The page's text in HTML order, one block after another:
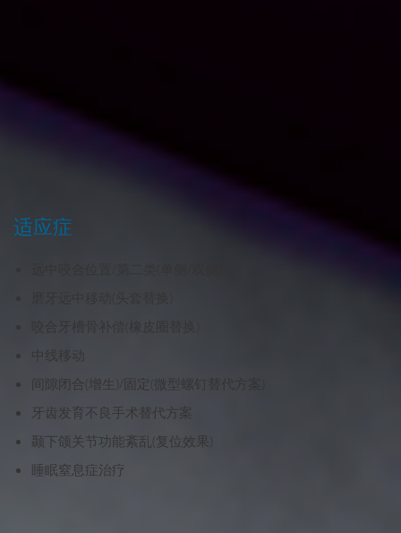
适应症
咬合牙槽骨补偿(橡皮圈替换)
中线移动
间隙闭合(增生)/固定(微型螺钉替代方案)
牙齿发育不良手术替代方案
颞下颌关节功能紊乱(复位效果)
睡眠窒息症治疗